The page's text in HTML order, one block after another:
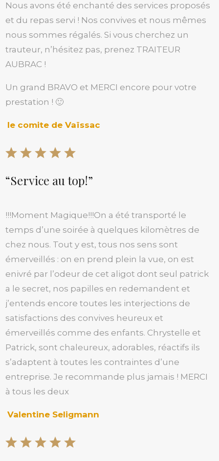
Nous avons été enchanté des services proposés
et du repas servi ! Nos convives et nous mêmes
nous sommes régalés. Si vous cherchez un
trauteur, n’hésitez pas, prenez TRAITEUR
AUBRAC !
Un grand BRAVO et MERCI encore pour votre
prestation ! 🙂
le comite de Vaïssac
“Service au top!”
!!!Moment Magique!!!On a été transporté le
temps d’une soirée à quelques kilomètres de
chez nous. Tout y est, tous nos sens sont
émerveillés : on en prend plein la vue, on est
enivré par l’odeur de cet aligot dont seul patrick
a le secret, nos papilles en redemandent et
j’entends encore toutes les interjections de
satisfactions des convives heureux et
émerveillés comme des enfants. Chrystelle et
Patrick, sont chaleureux, adorables, réactifs ils
s’adaptent à toutes les contraintes d’une
entreprise. Je recommande plus jamais ! MERCI
à tous les deux
Valentine Seligmann